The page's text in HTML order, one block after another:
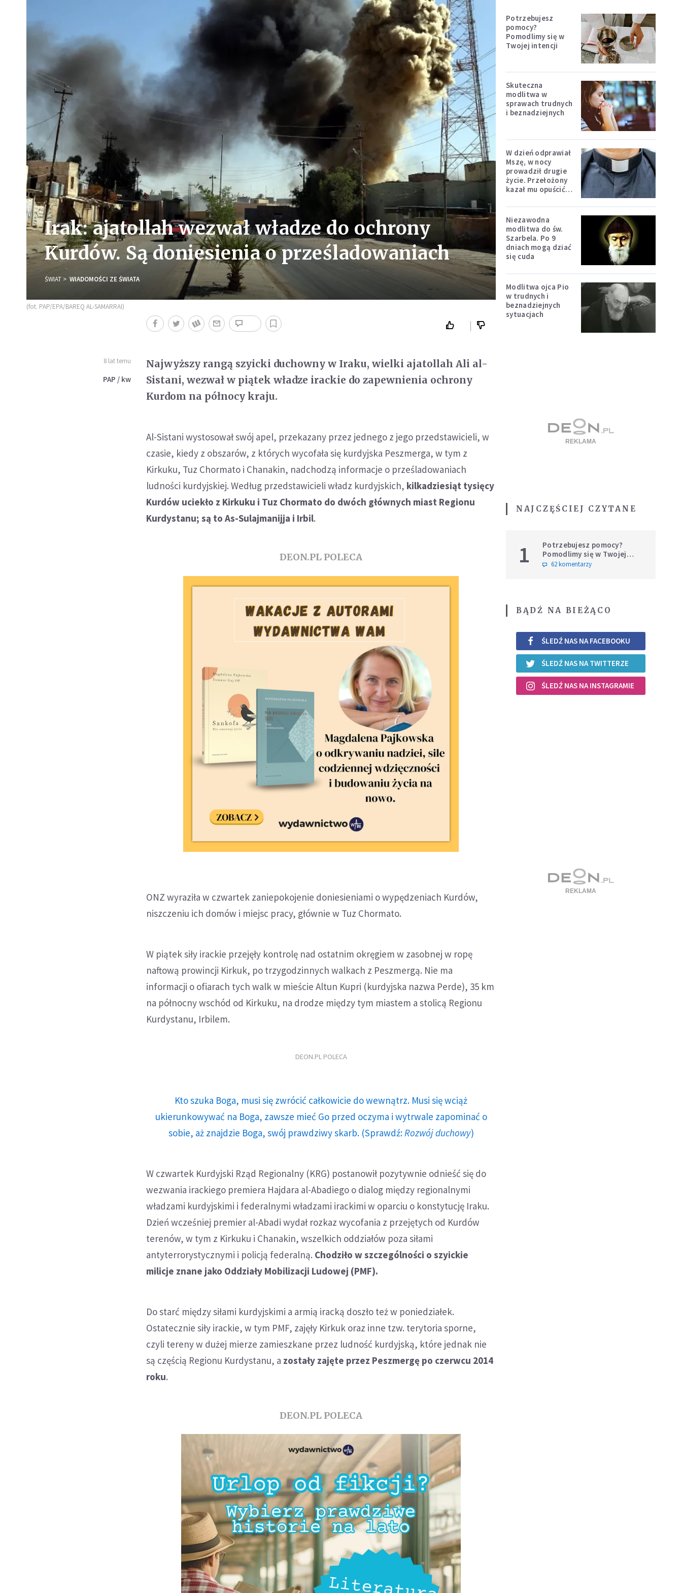
Irak: ajatollah wezwał władze do ochrony
Kurdów. Są doniesienia o prześladowaniach
ŚWIAT WIADOMOŚCI ZE ŚWIATA
(fot. PAP/EPA/BAREQ AL-SAMARRAI)
8 lat temu
PAP / kw
Najwyższy rangą szyicki duchowny w Iraku, wielki ajatollah Ali al-
Sistani, wezwał w piątek władze irackie do zapewnienia ochrony
Kurdom na północy kraju.
Al-Sistani wystosował swój apel, przekazany przez jednego z jego przedstawicieli, w
czasie, kiedy z obszarów, z których wycofała się kurdyjska Peszmerga, w tym z
Kirkuku, Tuz Chormato i Chanakin, nadchodzą informacje o prześladowaniach
ludności kurdyjskiej. Według przedstawicieli władz kurdyjskich, kilkadziesiąt tysięcy
Kurdów uciekło z Kirkuku i Tuz Chormato do dwóch głównych miast Regionu
Kurdystanu; są to As-Sulajmanijja i Irbil.
DEON.PL POLECA
ONZ wyraziła w czwartek zaniepokojenie doniesieniami o wypędzeniach Kurdów,
niszczeniu ich domów i miejsc pracy, głównie w Tuz Chormato.
W piątek siły irackie przejęły kontrolę nad ostatnim okręgiem w zasobnej w ropę
naftową prowincji Kirkuk, po trzygodzinnych walkach z Peszmergą. Nie ma
informacji o ofiarach tych walk w mieście Altun Kupri (kurdyjska nazwa Perde), 35 km
na północny wschód od Kirkuku, na drodze między tym miastem a stolicą Regionu
Kurdystanu, Irbilem.
DEON.PL POLECA
Kto szuka Boga, musi się zwrócić całkowicie do wewnątrz. Musi się wciąż
ukierunkowywać na Boga, zawsze mieć Go przed oczyma i wytrwale zapominać o
sobie, aż znajdzie Boga, swój prawdziwy skarb. (Sprawdź: Rozwój duchowy)
W czwartek Kurdyjski Rząd Regionalny (KRG) postanowił pozytywnie odnieść się do
wezwania irackiego premiera Hajdara al-Abadiego o dialog między regionalnymi
władzami kurdyjskimi i federalnymi władzami irackimi w oparciu o konstytucję Iraku.
Dzień wcześniej premier al-Abadi wydał rozkaz wycofania z przejętych od Kurdów
terenów, w tym z Kirkuku i Chanakin, wszelkich oddziałów poza siłami
antyterrorystycznymi i policją federalną. Chodziło w szczególności o szyickie
milicje znane jako Oddziały Mobilizacji Ludowej (PMF).
Do starć między siłami kurdyjskimi a armią iracką doszło też w poniedziałek.
Ostatecznie siły irackie, w tym PMF, zajęły Kirkuk oraz inne tzw. terytoria sporne,
czyli tereny w dużej mierze zamieszkane przez ludność kurdyjską, które jednak nie
są częścią Regionu Kurdystanu, a zostały zajęte przez Peszmergę po czerwcu 2014
roku.
DEON.PL POLECA
Potrzebujesz
pomocy?
Pomodlimy się w
Twojej intencji
Skuteczna
modlitwa w
sprawach trudnych
i beznadziejnych
W dzień odprawiał
Mszę, w nocy
prowadził drugie
życie. Przełożony
kazał mu opuścić
Niezawodna
modlitwa do św.
Szarbela. Po 9
dniach mogą dziać
się cuda
Modlitwa ojca Pio
w trudnych i
beznadziejnych
sytuacjach
NAJCZĘŚCIEJ CZYTANE
1
Potrzebujesz pomocy?
Pomodlimy się w Twojej
intencji
62 komentarzy
BĄDŹ NA BIEŻĄCO
ŚLEDŹ NAS NA FACEBOOKU
ŚLEDŹ NAS NA TWITTERZE
ŚLEDŹ NAS NA INSTAGRAMIE